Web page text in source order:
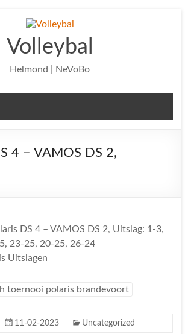
Volleybal
Helmond | NeVoBo
4 – VAMOS DS 2,
DS 4 – VAMOS DS 2, Uitslag: 1-3,
23-25, 20-25, 26-24
Uitslagen
toernooi polaris brandevoort
11-02-2023 Uncategorized